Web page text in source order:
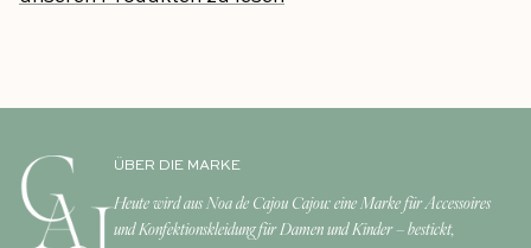
ÜBER DIE MARKE
Heute wird aus Noa de Cajou Cajou: eine Marke für Accessoires
und Konfektionskleidung für Damen und Kinder – bestickt,